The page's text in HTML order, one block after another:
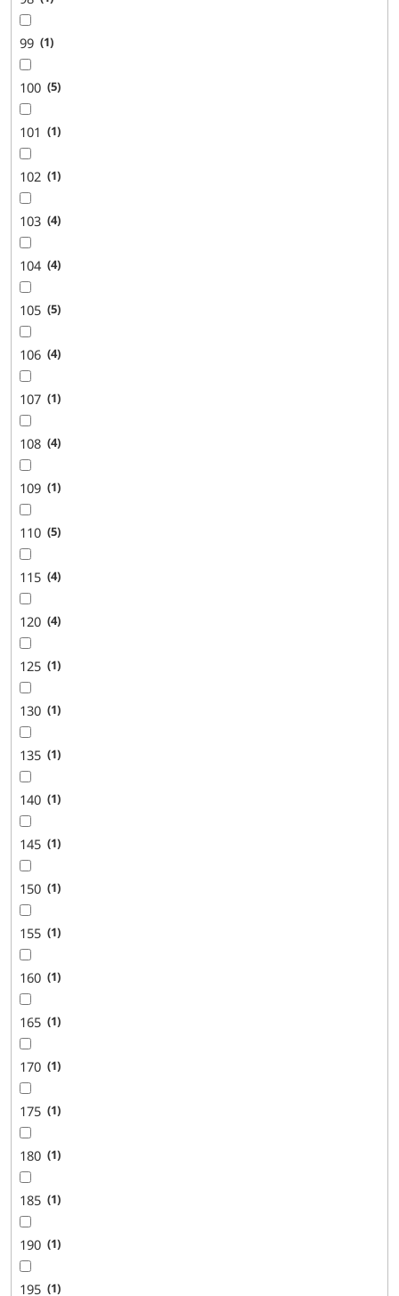
99 1
100 5
101 1
102 1
103 4
104 4
105 5
106 4
107 1
108 4
109 1
110 5
115 4
120 4
125 1
130 1
135 1
140 1
145 1
150 1
155 1
160 1
165 1
170 1
175 1
180 1
185 1
190 1
195 1